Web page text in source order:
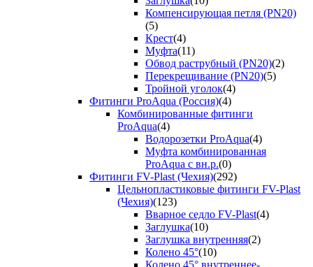
Компенсирующая петля (PN20)
(5)
Крест(4)
Муфта(11)
Обвод раструбный (PN20)(2)
Перекрещивание (PN20)(5)
Тройной уголок(4)
Фитинги ProAqua (Россия)(4)
Комбинированные фитинги
ProAqua(4)
Водорозетки ProAqua(4)
Муфта комбинированная
ProAqua с вн.р.(0)
Фитинги FV-Plast (Чехия)(292)
Цельнопластиковые фитинги FV-Plast
(Чехия)(123)
Вварное седло FV-Plast(4)
Заглушка(10)
Заглушка внутренняя(2)
Колено 45°(10)
Колено 45° внутреннее-